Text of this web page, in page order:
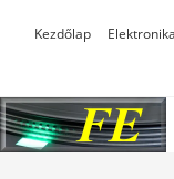
Kezdőlap Elektronika